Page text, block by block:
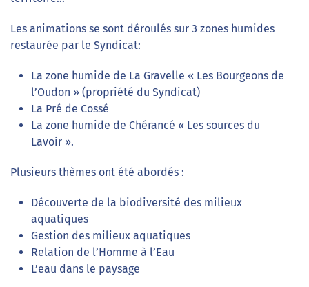
Les animations se sont déroulés sur 3 zones humides
restaurée par le Syndicat:
La zone humide de La Gravelle « Les Bourgeons de
l’Oudon » (propriété du Syndicat)
La Pré de Cossé
La zone humide de Chérancé « Les sources du
Lavoir ».
Plusieurs thèmes ont été abordés :
Découverte de la biodiversité des milieux
aquatiques
Gestion des milieux aquatiques
Relation de l’Homme à l’Eau
L’eau dans le paysage